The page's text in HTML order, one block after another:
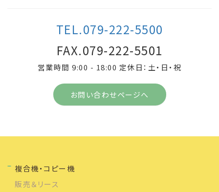
TEL.079-222-5500
FAX.079-222-5501
営業時間 9:00 - 18:00 定休日：土・日・祝
お問い合わせページへ
複合機・コピー機
販売＆リース